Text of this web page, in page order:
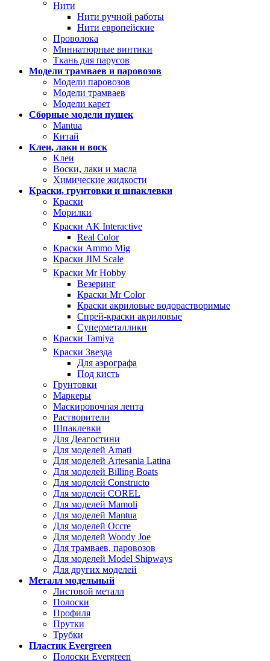
Нити
Нити ручной работы
Нити европейские
Проволока
Миниатюрные винтики
Ткань для парусов
Модели трамваев и паровозов
Модели паровозов
Модели трамваев
Модели карет
Сборные модели пушек
Mantua
Китай
Клеи, лаки и воск
Клеи
Воски, лаки и масла
Химические жидкости
Краски, грунтовки и шпаклевки
Краски
Морилки
Краски AK Interactive
Real Color
Краски Ammo Mig
Краски JIM Scale
Краски Mr Hobby
Везеринг
Краски Mr Color
Краски акриловые водорастворимые
Спрей-краски акриловые
Суперметаллики
Краски Tamiya
Краски Звезда
Для аэрографа
Под кисть
Грунтовки
Маркеры
Маскировочная лента
Растворители
Шпаклевки
Для Деагостини
Для моделей Amati
Для моделей Artesania Latina
Для моделей Billing Boats
Для моделей Constructo
Для моделей COREL
Для моделей Mamoli
Для моделей Mantua
Для моделей Occre
Для моделей Woody Joe
Для трамваев, паровозов
Для моделей Model Shipways
Для других моделей
Металл модельный
Листовой металл
Полоски
Профиля
Прутки
Трубки
Пластик Evergreen
Полоски Evergreen